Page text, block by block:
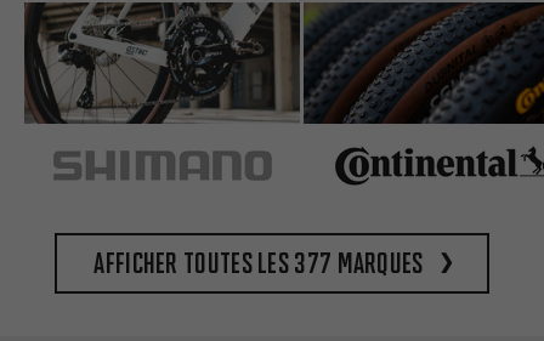
Afficher toutes les 377 marques